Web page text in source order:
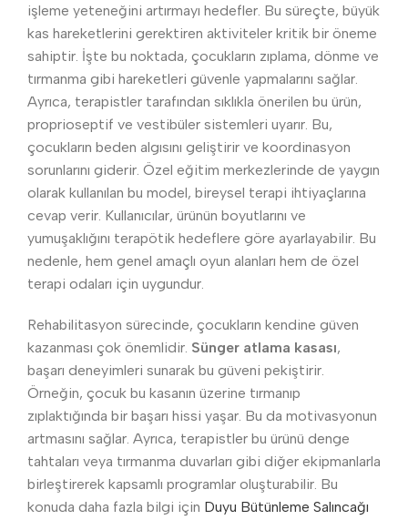
işleme yeteneğini artırmayı hedefler. Bu süreçte, büyük
kas hareketlerini gerektiren aktiviteler kritik bir öneme
sahiptir. İşte bu noktada, çocukların zıplama, dönme ve
tırmanma gibi hareketleri güvenle yapmalarını sağlar.
Ayrıca, terapistler tarafından sıklıkla önerilen bu ürün,
proprioseptif ve vestibüler sistemleri uyarır. Bu,
çocukların beden algısını geliştirir ve koordinasyon
sorunlarını giderir. Özel eğitim merkezlerinde de yaygın
olarak kullanılan bu model, bireysel terapi ihtiyaçlarına
cevap verir. Kullanıcılar, ürünün boyutlarını ve
yumuşaklığını terapötik hedeflere göre ayarlayabilir. Bu
nedenle, hem genel amaçlı oyun alanları hem de özel
terapi odaları için uygundur.
Rehabilitasyon sürecinde, çocukların kendine güven
kazanması çok önemlidir. Sünger atlama kasası,
başarı deneyimleri sunarak bu güveni pekiştirir.
Örneğin, çocuk bu kasanın üzerine tırmanıp
zıplaktığında bir başarı hissi yaşar. Bu da motivasyonun
artmasını sağlar. Ayrıca, terapistler bu ürünü denge
tahtaları veya tırmanma duvarları gibi diğer ekipmanlarla
birleştirerek kapsamlı programlar oluşturabilir. Bu
konuda daha fazla bilgi için Duyu Bütünleme Salıncağı